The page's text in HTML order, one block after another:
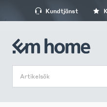
Kundtjänst